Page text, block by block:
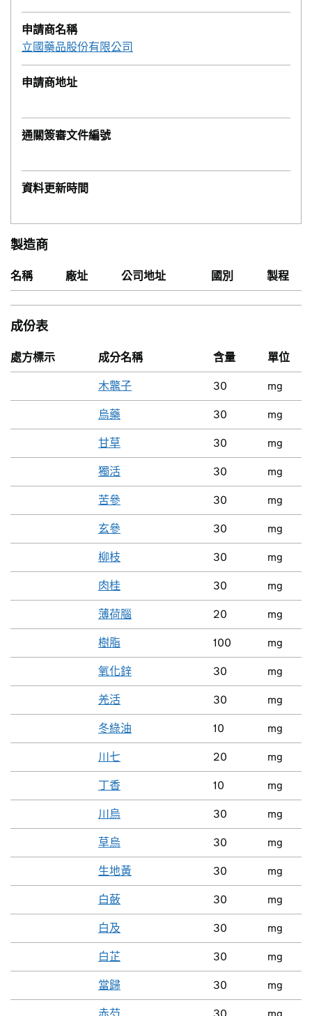
申請商名稱
立國藥品股份有限公司
申請商地址
通關簽審文件編號
資料更新時間
製造商
名稱 廠址 公司地址 國別 製程
成份表
處方標示 成分名稱 含量 單位
木鼈子 30 mg
烏藥 30 mg
甘草 30 mg
獨活 30 mg
苦參 30 mg
玄參 30 mg
柳枝 30 mg
肉桂 30 mg
薄荷腦 20 mg
樹脂 100 mg
氧化鋅 30 mg
羌活 30 mg
冬綠油 10 mg
川七 20 mg
丁香 10 mg
川烏 30 mg
草烏 30 mg
生地黃 30 mg
白蘞 30 mg
白及 30 mg
白芷 30 mg
當歸 30 mg